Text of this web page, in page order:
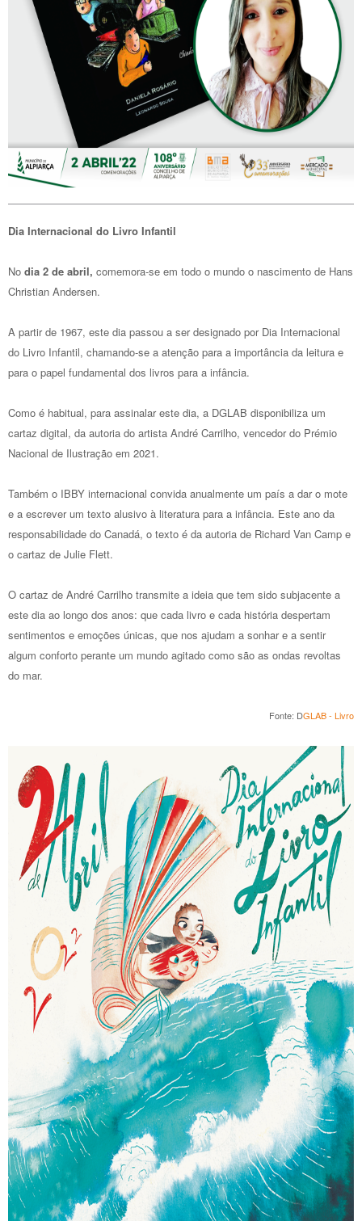
Dia Internacional do Livro Infantil​​
No dia 2 de abril, comemora-se em todo o mundo o nascimento de Hans
Christian Andersen.
​A partir de 1967, este dia passou a ser designado por Dia Internacional
do Livro Infantil, chamando-se a atenção para a importância da leitura e
para o papel fundamental dos livros para a infância.
Como é habitual, para assinalar este dia, a DGLAB disponibiliza um
cartaz digital, da autoria do artista André Carrilho, vencedor do Prémio
Nacional de Ilustração em 2021.
Também o IBBY internacional convida anualmente um país a dar o mote
e a escrever um texto alusivo à literatura para a infância. Este ano da
responsabilidade do Canadá, o texto é da autoria de Richard Van Camp e
o cartaz de Julie Flett.
O cartaz de André Carrilho transmite a ideia que tem sido subjacente a
este dia ao longo dos anos: que cada livro e cada história despertam
sentimentos e emoções únicas, que nos ajudam a sonhar e a sentir
algum conforto perante um mundo agitado como são as ondas revoltas
do mar.
Fonte: DGLAB - Livro